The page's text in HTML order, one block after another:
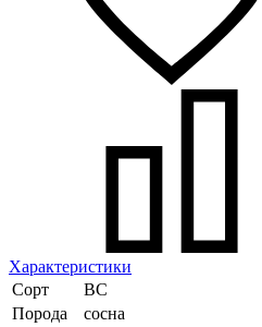
Характеристики
Сорт
ВС
Порода
сосна